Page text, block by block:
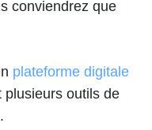
conviendrez que
plateforme digitale
plusieurs outils de